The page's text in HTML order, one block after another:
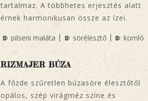
tartalmaz. A többhetes erjesztés alatt
érnek harmonikusan össze az ízei.
pilseni maláta sörélesztő komló
RIZMAJER BÚZA
A főzde szűretlen búzasöre élesztőtől
opálos, szép virágméz színe és